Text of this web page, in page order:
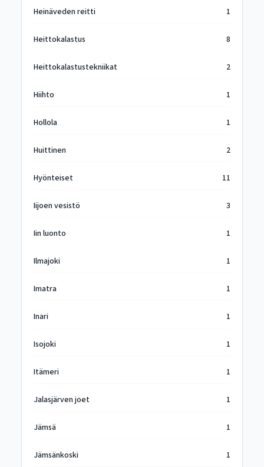
Heinäveden reitti 1
Heittokalastus 8
Heittokalastustekniikat 2
Hiihto 1
Hollola 1
Huittinen 2
Hyönteiset 11
Iijoen vesistö 3
Iin luonto 1
Ilmajoki 1
Imatra 1
Inari 1
Isojoki 1
Itämeri 1
Jalasjärven joet 1
Jämsä 1
Jämsänkoski 1